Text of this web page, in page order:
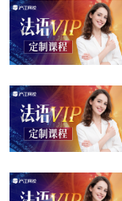
PENDANT CE
Isabelle: Mais
Pierre: On
entre.
Isabelle: On a
(Vincent et
Vincent: Ils
Françoise: C'est